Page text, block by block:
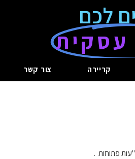
לכם
קריירה צור קשר
פתוחות .